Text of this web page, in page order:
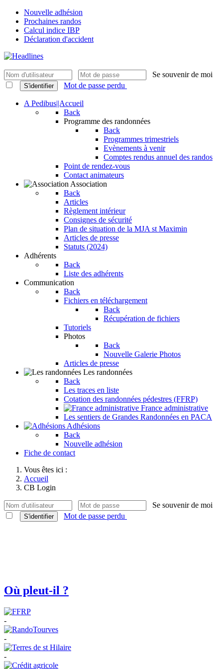
Nouvelle adhésion
Prochaines randos
Calcul indice IBP
Déclaration d'accident
Se souvenir de moi
S'identifier Mot de passe perdu
A Pedibus||Accueil
Back
Programme des randonnées
Back
Programmes trimestriels
Evènements à venir
Comptes rendus annuel des randos
Point de rendez-vous
Contact animateurs
Association
Back
Articles
Règlement intérieur
Consignes de sécurité
Plan de situation de la MJA st Maximin
Articles de presse
Statuts (2024)
Adhérents
Back
Liste des adhérents
Communication
Back
Fichiers en téléchargement
Back
Récupération de fichiers
Tutoriels
Photos
Back
Nouvelle Galerie Photos
Articles de presse
Les randonnées
Back
Les traces en liste
Cotation des randonnées pédestres (FFRP)
France administrative
Les sentiers de Grandes Randonnées en PACA
Adhésions
Back
Nouvelle adhésion
Fiche de contact
Vous êtes ici :
Accueil
CB Login
Se souvenir de moi
S'identifier Mot de passe perdu
Où pleut-il ?
-
-
-